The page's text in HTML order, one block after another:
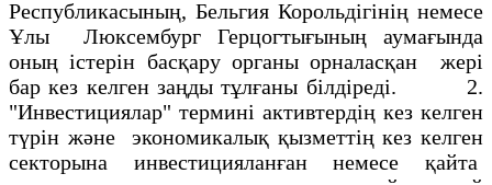
Республикасының, Бельгия Корольдiгiнiң немесе
Ұлы Люксембург Герцогтығының аумағында
оның iстерiн басқару органы орналасқан жерi
бар кез келген заңды тұлғаны бiлдiредi. 2.
"Инвестициялар" терминi активтердiң кез келген
түрiн және экономикалық қызметтiң кез келген
секторына инвестицияланған немесе қайта